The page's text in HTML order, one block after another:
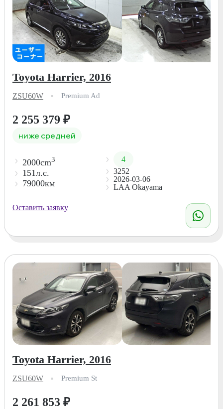
Toyota Harrier, 2016
ZSU60W Premium Ad
2 255 379 ₽
ниже средней
2000cm3
151л.с.
79000км
4
3252
2026-03-06
LAA Okayama
Оставить заявку
Toyota Harrier, 2016
ZSU60W Premium St
2 261 853 ₽